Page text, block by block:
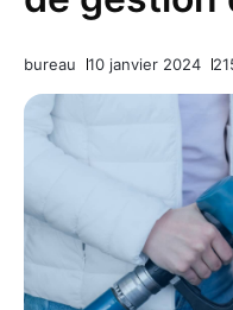
bureau 10 janvier 2024